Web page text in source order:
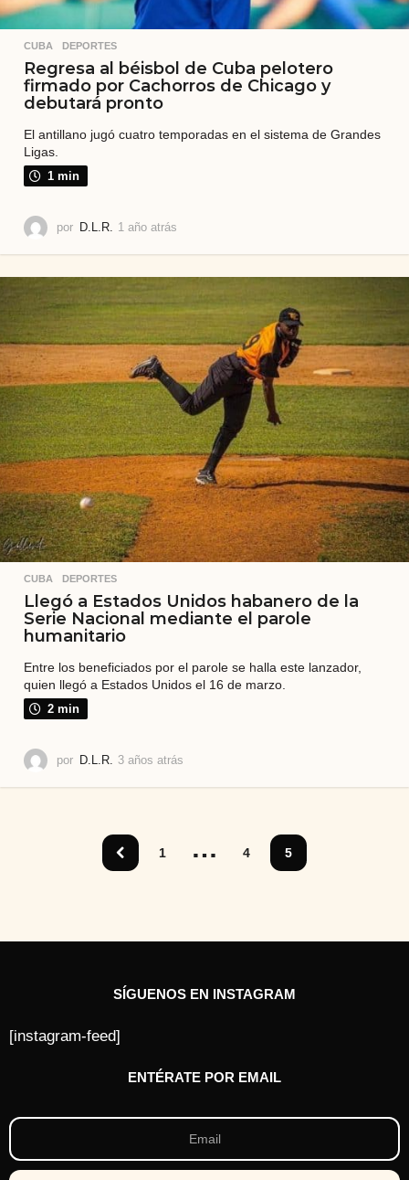
CUBA ,DEPORTES
Regresa al béisbol de Cuba pelotero
firmado por Cachorros de Chicago y
debutará pronto
El antillano jugó cuatro temporadas en el sistema de Grandes
Ligas.
1 min
por D.L.R. 1 año atrás
o
á
s
CUBA ,DEPORTES
Llegó a Estados Unidos habanero de la
Serie Nacional mediante el parole
humanitario
Entre los beneficiados por el parole se halla este lanzador,
quien llegó a Estados Unidos el 16 de marzo.
2 min
por D.L.R. 3 años atrás
1 … 4 5
SÍGUENOS EN INSTAGRAM
[instagram-feed]
ENTÉRATE POR EMAIL